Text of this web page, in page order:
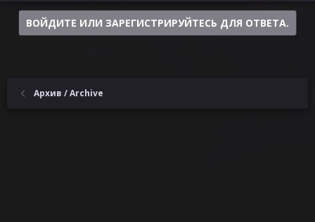
ВОЙДИТЕ ИЛИ ЗАРЕГИСТРИРУЙТЕСЬ ДЛЯ ОТВЕТА.
Архив / Archive